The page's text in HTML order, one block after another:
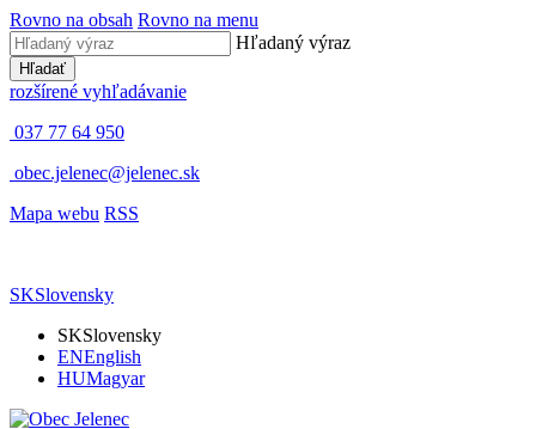
Rovno na obsah Rovno na menu
Hľadaný výraz
Hľadať
rozšírené vyhľadávanie
037 77 64 950
obec.jelenec@jelenec.sk
Mapa webu RSS
SKSlovensky
SKSlovensky
ENEnglish
HUMagyar